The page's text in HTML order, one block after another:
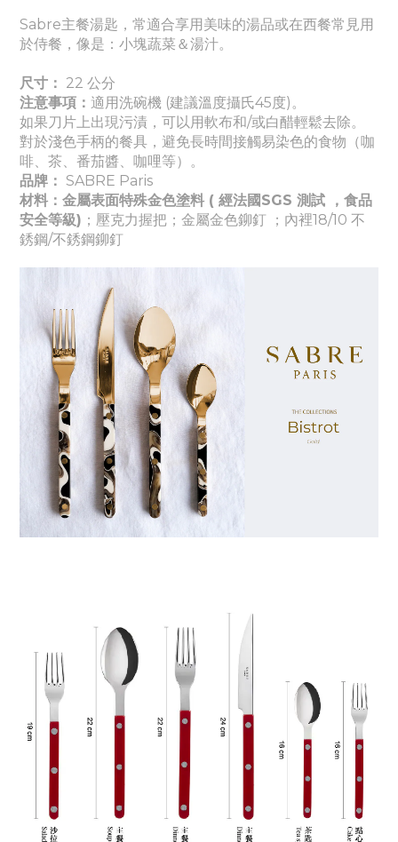
Sabre主餐湯匙，常適合享用美味的湯品或在西餐常見用
於侍餐，像是：小塊蔬菜＆湯汁。
尺寸： 22 公分
注意事項： 適用洗碗機 (建議溫度攝氏45度)。
如果刀片上出現污漬，可以用軟布和/或白醋輕鬆去除。
對於淺色手柄的餐具，避免長時間接觸易染色的食物（咖
啡、茶、番茄醬、咖哩等）。
品牌： SABRE Paris
材料：金屬表面特殊金色塗料 ( 經法國SGS 測試 ，食品
安全等級) ；壓克力握把 ；金屬金色鉚釘 ； 內裡18/10 不
銹鋼/不銹鋼鉚釘